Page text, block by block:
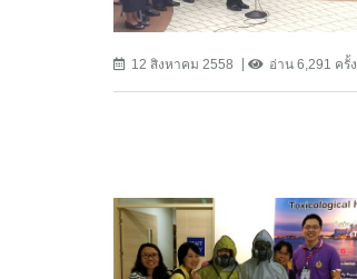
12 สิงหาคม 2558 อ่าน 6,291 ครั้ง